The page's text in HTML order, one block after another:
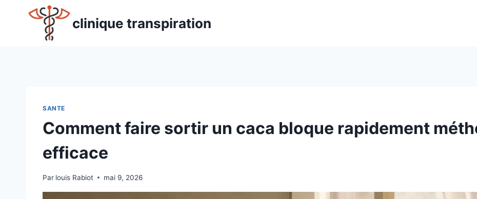
clinique transpiration
SANTE
Comment faire sortir un caca bloque rapidement
efficace
Par louis Rabiot mai 9, 2026